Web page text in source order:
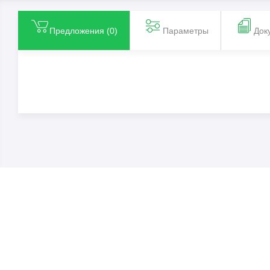
Предложения (0) Параметры